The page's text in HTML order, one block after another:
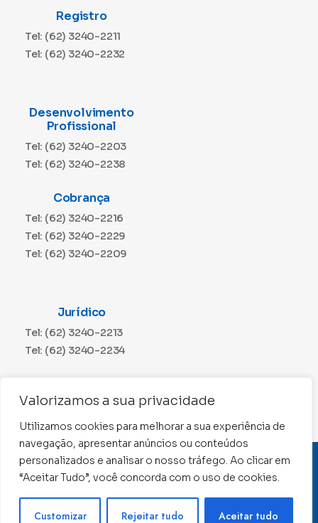
Valorizamos a sua privacidade
Utilizamos cookies para melhorar a sua experiência de
navegação, apresentar anúncios ou conteúdos
personalizados e analisar o nosso tráfego. Ao clicar em
“Aceitar Tudo”, você concorda com o uso de cookies.
Customizar Rejeitar tudo Aceitar tudo
Registro
Tel: (62) 3240-2211
Tel: (62) 3240-2232
Desenvolvimento
Profissional
Tel: (62) 3240-2203
Tel: (62) 3240-2238
Cobrança
Tel: (62) 3240-2216
Tel: (62) 3240-2229
Tel: (62) 3240-2209
Jurídico
Tel: (62) 3240-2213
Tel: (62) 3240-2234
Tel: (62) 3240-2230
CNPJ: 01.015.676/0001-11
Conselho Regional de Contabilidade de Goiás 2022 –
Todos os direitos reservados
Precisa de ajuda ?